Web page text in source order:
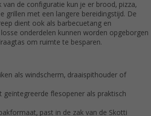
van de configuratie kun je er brood, pizza,
grillen met een langere bereidingstijd. De
dient ook als barbecuetang en
onderdelen kunnen worden opgeborgen
om ruimte te besparen.
als windscherm, draaispithouder of
geïntegreerde flesopener als praktisch
past in de zak van de Skotti